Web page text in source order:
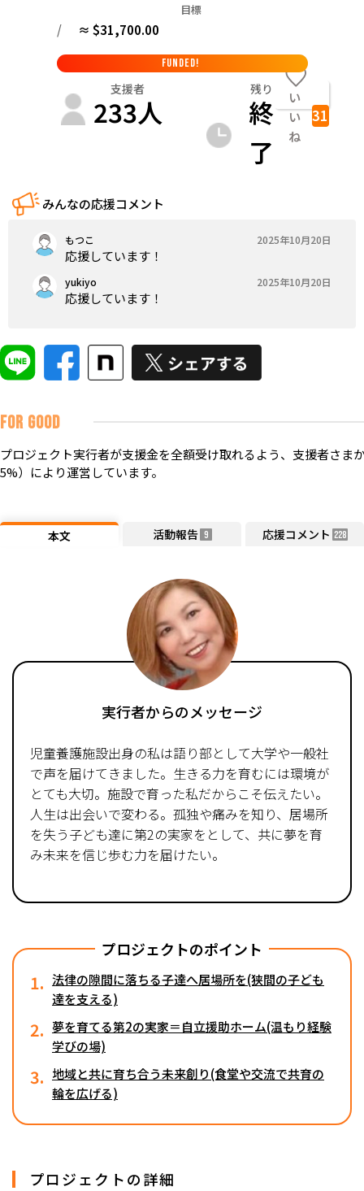
目標
/ ≈ $31,700.00
FUNDED!
支援者
233人
残り
終
了
い
い
ね
31
みんなの応援コメント
もつこ 2025年10月20日
応援しています！
yukiyo 2025年10月20日
応援しています！
FOR GOOD
プロジェクト実行者が支援金を全額受け取れるよう、支援者さま
5%）により運営しています。
本文 活動報告 9 応援コメント 228
実行者からのメッセージ
児童養護施設出身の私は語り部として大学や一般社
で声を届けてきました。生きる力を育むには環境が
とても大切。施設で育った私だからこそ伝えたい。
人生は出会いで変わる。孤独や痛みを知り、居場所
を失う子ども達に第2の実家をとして、共に夢を育
み未来を信じ歩む力を届けたい。
プロジェクトのポイント
1. 法律の隙間に落ちる子達へ居場所を(狭間の子ども
達を支える)
2. 夢を育てる第2の実家＝自立援助ホーム(温もり経験
学びの場)
3. 地域と共に育ち合う未来創り(食堂や交流で共育の
輪を広げる)
プロジェクトの詳細